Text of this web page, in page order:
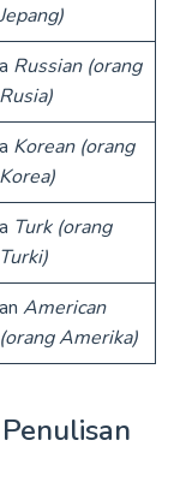
Jepang)
a Russian (orang
Rusia)
a Korean (orang
Korea)
a Turk (orang
Turki)
an American
(orang Amerika)